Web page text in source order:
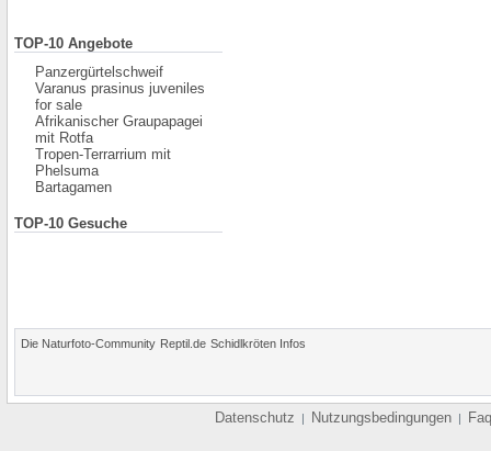
TOP-10 Angebote
Panzergürtelschweif
Varanus prasinus juveniles
for sale
Afrikanischer Graupapagei
mit Rotfa
Tropen-Terrarrium mit
Phelsuma
Bartagamen
TOP-10 Gesuche
Die Naturfoto-Community Reptil.de Schidlkröten Infos
Datenschutz | Nutzungsbedingungen | Faq